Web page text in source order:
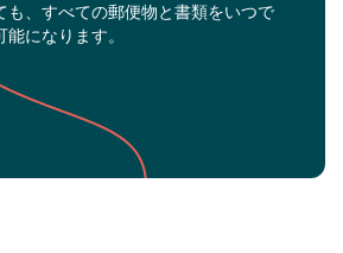
も、すべての郵便物と書類をいつで
になります。